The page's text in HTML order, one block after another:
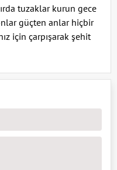
tuzaklar kurun gece
güçten anlar hiçbir
için çarpışarak şehit